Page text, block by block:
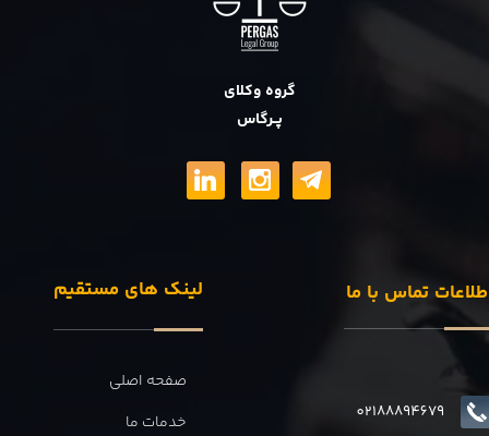
گروه وکلای
پــرگاس
لینک های مستقیم
صفحه اصلی
خدمات ما
تماس با ما
02188894679